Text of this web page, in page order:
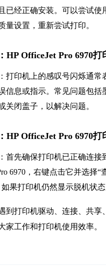
已经正确安装。可以尝试
量设置，重新尝试打印。
HP OfficeJet Pro 6970
打印机上的感叹号闪烁通
信息或指示。常见问题包括
关闭盖子，以解决问题。
HP OfficeJet Pro 6970
首先确保打印机已正确连接
6970，右键点击它并选择
果打印机仍然显示脱机状
到打印机驱动、连接、共享
家工作和打印机使用效率。